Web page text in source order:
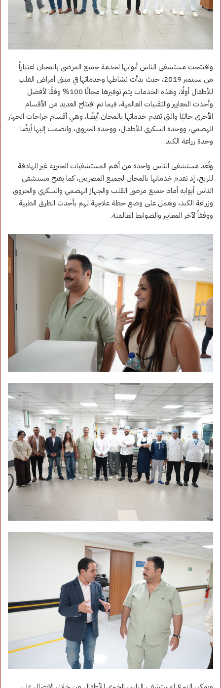
وافتتحت مستشفى الناس أبوابها لخدمة جميع المرضى بالمجان اعتباراً
من سبتمبر 2019، حيث بدأت نشاطها وخدماتها في مبنى أمراض القلب
للأطفال أولًا، وهذه الخدمات يتم توفيرها مجانًا 100% وفقًا لأفضل
وأحدث المعايير والتقنيات العالمية، فيما تم افتتاح العديد من الأقسام
الأخرى حاليًا والتي تقدم خدماتها بالمجان أيضًا، وهي أقسام جراحات الجهاز
الهضمي، ووحدة السكري للأطفال، ووحدة الحروق، وانضمت إليها أيضًا
وحدة زراعة الكبد.
وتُعد مستشفى الناس واحدة من أهم المستشفيات الخيرية غير الهادفة
للربح، إذ تقدم خدماتها بالمجان لجميع المصريين، كما يفتح مستشفى
الناس أبوابه أمام جميع مرضى القلب والجهاز الهضمي والسكري والحروق
وزراعة الكبد، ويعمل على وضع خطة علاجية لهم بأحدث الطرق الطبية
ووفقاً لآخر المعايير والضوابط العالمية.